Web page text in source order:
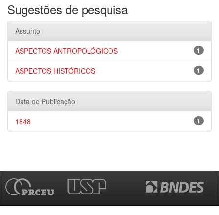
Sugestões de pesquisa
Assunto
1
ASPECTOS ANTROPOLÓGICOS
1
ASPECTOS HISTÓRICOS
Data de Publicação
1
1848